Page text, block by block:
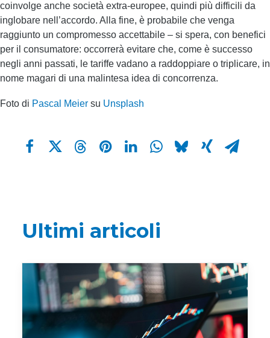
coinvolge anche società extra-europee, quindi più difficili da
inglobare nell’accordo. Alla fine, è probabile che venga
raggiunto un compromesso accettabile – si spera, con benefici
per il consumatore: occorrerà evitare che, come è successo
negli anni passati, le tariffe vadano a raddoppiare o triplicare, in
nome magari di una malintesa idea di concorrenza.
Foto di Pascal Meier su Unsplash
Ultimi articoli